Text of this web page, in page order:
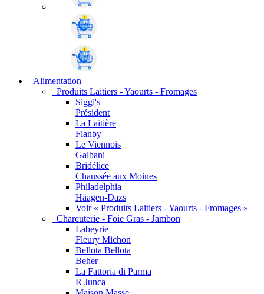
Alimentation
Produits Laitiers - Yaourts - Fromages
Siggi's
Président
La Laitière
Flanby
Le Viennois
Galbani
Bridélice
Chaussée aux Moines
Philadelphia
Häagen-Dazs
Voir « Produits Laitiers - Yaourts - Fromages »
Charcuterie - Foie Gras - Jambon
Labeyrie
Fleury Michon
Bellota Bellota
Beher
La Fattoria di Parma
R Junca